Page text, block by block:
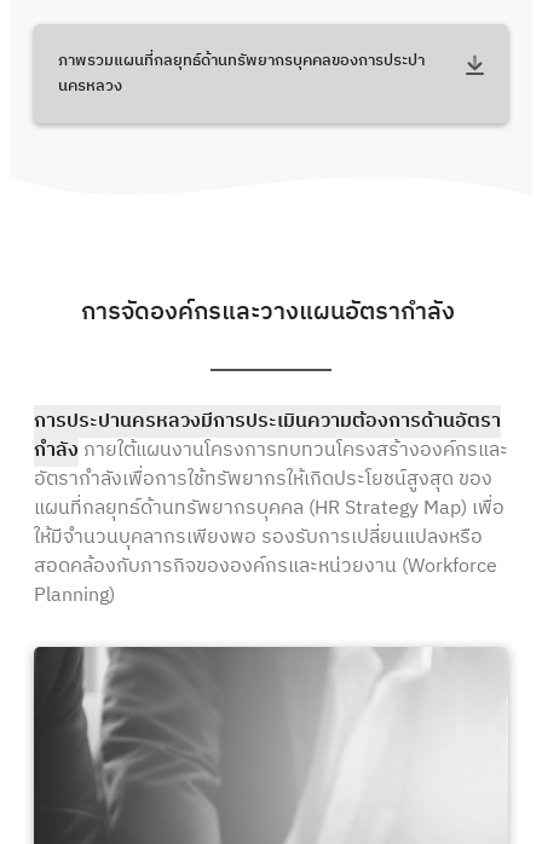
ภาพรวมแผนที่กลยุทธ์ด้านทรัพยากรบุคคลของการประปา
นครหลวง
การจัดองค์กรและวางแผนอัตรากำลัง
การประปานครหลวงมีการประเมินความต้องการด้านอัตรา
กำลัง ภายใต้แผนงานโครงการทบทวนโครงสร้างองค์กรและ
อัตรากำลังเพื่อการใช้ทรัพยากรให้เกิดประโยชน์สูงสุด ของ
แผนที่กลยุทธ์ด้านทรัพยากรบุคคล (HR Strategy Map) เพื่อ
ให้มีจำนวนบุคลากรเพียงพอ รองรับการเปลี่ยนแปลงหรือ
สอดคล้องกับภารกิจขององค์กรและหน่วยงาน (Workforce
Planning)